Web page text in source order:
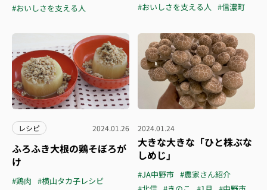
#おいしさを支える人
#おいしさを支える人 #信濃町
レシピ 2024.01.26
ふろふき大根の鶏そぼろが
け
#鶏肉 #横山タカ子レシピ
2024.01.24
大きな大きな「ひと株ぶな
しめじ」
#JA中野市 #農家さん紹介